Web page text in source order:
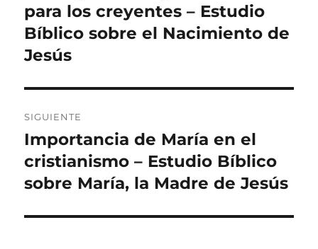
entradas
anterior:
para los creyentes – Estudio
Bíblico sobre el Nacimiento de
Jesús
SIGUIENTE
Entrada
siguiente:
Importancia de María en el
cristianismo – Estudio Bíblico
sobre María, la Madre de Jesús